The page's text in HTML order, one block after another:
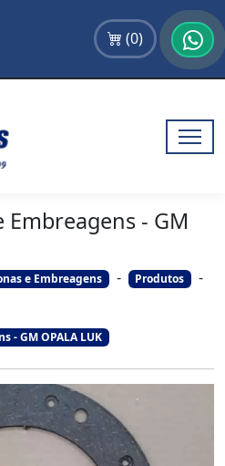
(0)
Embreagens - GM
e Embreagens - Produtos -
- GM OPALA LUK